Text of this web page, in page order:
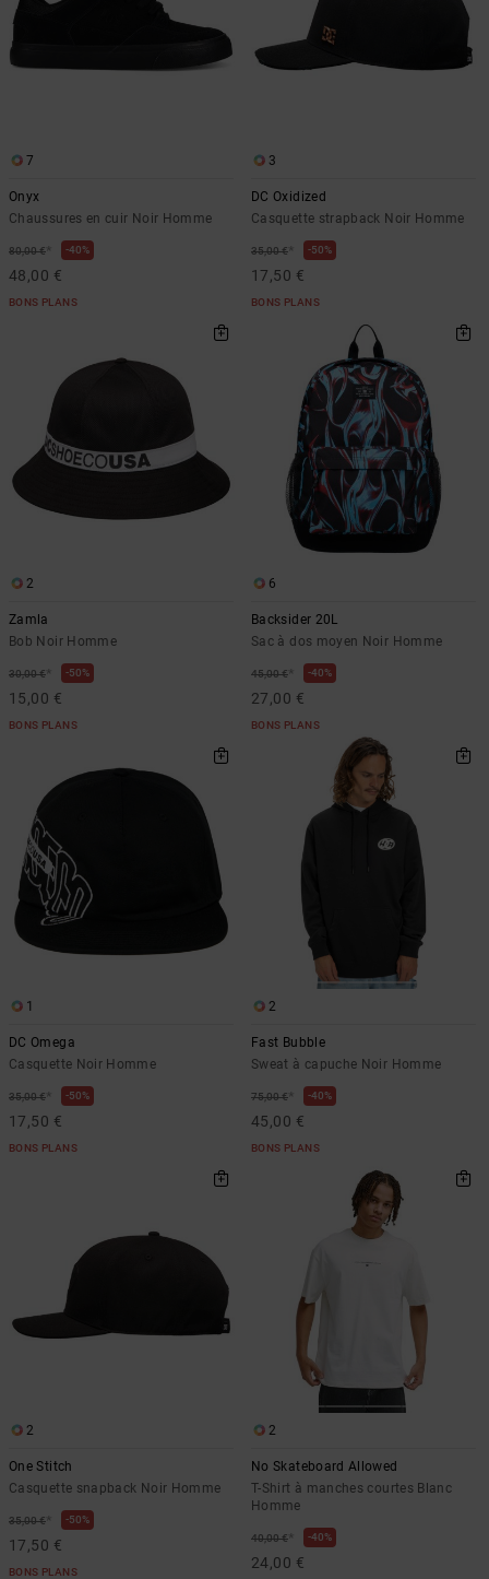
7
Onyx
Chaussures en cuir Noir Homme
80,00 €* 40%
48,00 €
BONS PLANS
3
DC Oxidized
Casquette strapback Noir Homme
35,00 €* 50%
17,50 €
BONS PLANS
2
Zamla
Bob Noir Homme
30,00 €* 50%
15,00 €
BONS PLANS
6
Backsider 20L
Sac à dos moyen Noir Homme
45,00 €* 40%
27,00 €
BONS PLANS
1
DC Omega
Casquette Noir Homme
35,00 €* 50%
17,50 €
BONS PLANS
2
Fast Bubble
Sweat à capuche Noir Homme
75,00 €* 40%
45,00 €
BONS PLANS
2
One Stitch
Casquette snapback Noir Homme
35,00 €* 50%
17,50 €
BONS PLANS
2
No Skateboard Allowed
T-Shirt à manches courtes Blanc
Homme
40,00 €* 40%
24,00 €